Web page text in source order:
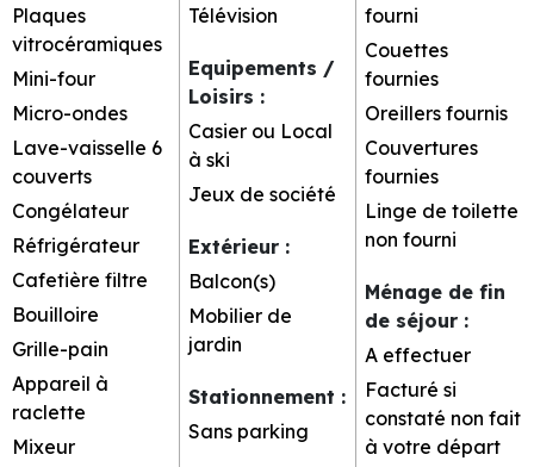
Plaques
vitrocéramiques
Mini-four
Micro-ondes
Lave-vaisselle 6
couverts
Congélateur
Réfrigérateur
Cafetière filtre
Bouilloire
Grille-pain
Appareil à
raclette
Mixeur
Télévision
Equipements /
Loisirs :
Casier ou Local
à ski
Jeux de société
Extérieur :
Balcon(s)
Mobilier de
jardin
Stationnement :
Sans parking
fourni
Couettes
fournies
Oreillers fournis
Couvertures
fournies
Linge de toilette
non fourni
Ménage de fin
de séjour :
A effectuer
Facturé si
constaté non fait
à votre départ